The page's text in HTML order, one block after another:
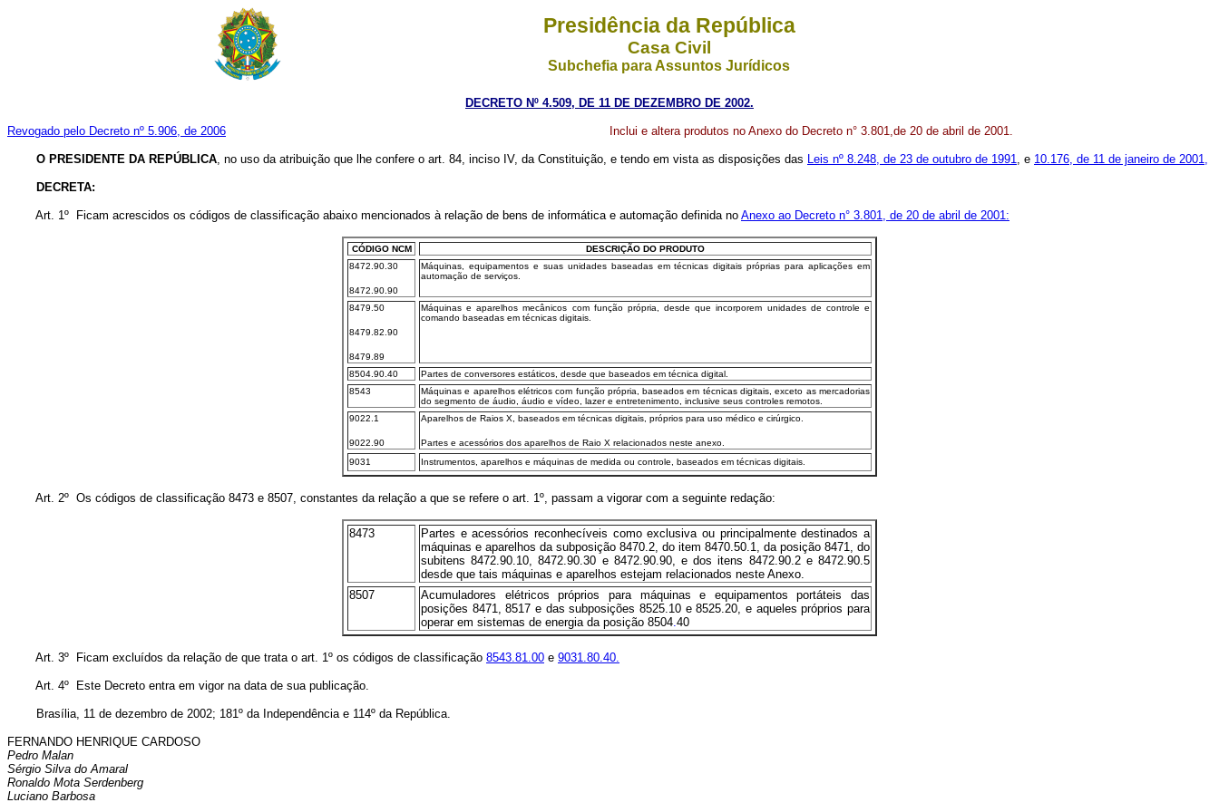
Presidência da República
Casa Civil
Subchefia para Assuntos Jurídicos
DECRETO Nº 4.509, DE 11 DE DEZEMBRO DE 2002.
Revogado pelo Decreto nº 5.906, de 2006 Inclui e altera produtos no Anexo do Decreto n° 3.801,de 20 de abril de 2001.
O PRESIDENTE DA REPÚBLICA, no uso da atribuição que lhe confere o art. 84, inciso IV, da Constituição, e tendo em vista as disposições das Leis nº 8.248, de 23 de outubro de 1991, e 10.176, de 11 de janeiro de 2001,
DECRETA:
Art. 1º Ficam acrescidos os códigos de classificação abaixo mencionados à relação de bens de informática e automação definida no Anexo ao Decreto n° 3.801, de 20 de abril de 2001:
CÓDIGO NCM
DESCRIÇÃO DO PRODUTO
8472.90.30
8472.90.90
Máquinas, equipamentos e suas unidades baseadas em técnicas digitais próprias para aplicações em
automação de serviços.
8479.50
8479.82.90
8479.89
Máquinas e aparelhos mecânicos com função própria, desde que incorporem unidades de controle e
comando baseadas em técnicas digitais.
8504.90.40
Partes de conversores estáticos, desde que baseados em técnica digital.
8543
Máquinas e aparelhos elétricos com função própria, baseados em técnicas digitais, exceto as mercadorias
do segmento de áudio, áudio e vídeo, lazer e entretenimento, inclusive seus controles remotos.
9022.1
9022.90
Aparelhos de Raios X, baseados em técnicas digitais, próprios para uso médico e cirúrgico.
Partes e acessórios dos aparelhos de Raio X relacionados neste anexo.
9031
Instrumentos, aparelhos e máquinas de medida ou controle, baseados em técnicas digitais.
Art. 2º Os códigos de classificação 8473 e 8507, constantes da relação a que se refere o art. 1º, passam a vigorar com a seguinte redação:
8473
Partes e acessórios reconhecíveis como exclusiva ou principalmente destinados a
máquinas e aparelhos da subposição 8470.2, do item 8470.50.1, da posição 8471, do
subitens 8472.90.10, 8472.90.30 e 8472.90.90, e dos itens 8472.90.2 e 8472.90.5
desde que tais máquinas e aparelhos estejam relacionados neste Anexo.
8507
Acumuladores elétricos próprios para máquinas e equipamentos portáteis das
posições 8471, 8517 e das subposições 8525.10 e 8525.20, e aqueles próprios para
operar em sistemas de energia da posição 8504.40
Art. 3º Ficam excluídos da relação de que trata o art. 1º os códigos de classificação 8543.81.00 e 9031.80.40.
Art. 4º Este Decreto entra em vigor na data de sua publicação.
Brasília, 11 de dezembro de 2002; 181º da Independência e 114º da República.
FERNANDO HENRIQUE CARDOSO
Pedro Malan
Sérgio Silva do Amaral
Ronaldo Mota Serdenberg
Luciano Barbosa